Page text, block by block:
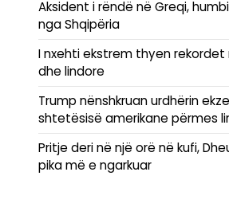
Aksident i rëndë në Greqi,
nga Shqipëria
I nxehti ekstrem thyen rekordet
dhe lindore
Trump nënshkruan urdhërin
shtetësisë amerikane përmes
Pritje deri në një orë në kufi,
pika më e ngarkuar